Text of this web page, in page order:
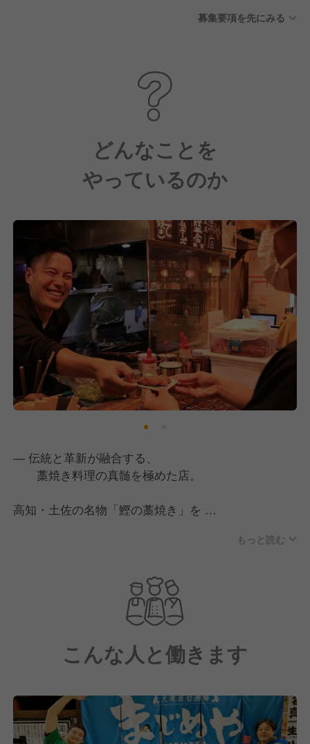
募集要項を先にみる
どんなことを
やっているのか
― 伝統と革新が融合する、
藁焼き料理の真髄を極めた店。​
高知・土佐の名物「鰹の藁焼き」を
全席完全個室の落ち着いた空間で、
お客様に特別な時間をお届けすること
が私たちの使命です。​
藁焼きは、約1000℃の高温で一気に
焼き上げ、食材の旨味を閉じ込める
その香ばしい薫りと深い味わいは、
他では味わえない逸品です。​
もっと読む
こんな人と働きます